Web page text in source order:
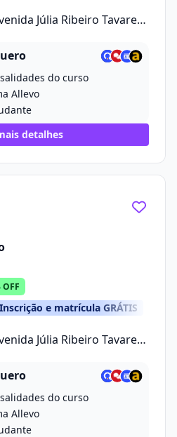
Júlia Ribeiro Tavares,
do curso
Allevo
detalhes
OFF
Inscrição e matrícula GRÁTIS
Júlia Ribeiro Tavares,
do curso
Allevo